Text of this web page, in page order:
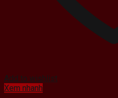
Add to wishlist
Xem nhanh